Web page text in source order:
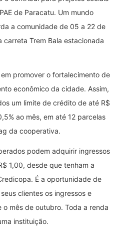
de Paracatu. Um mundo
a comunidade de 05 a 22 de
Trem Bala estacionada
promover o fortalecimento de
econômico da cidade. Assim,
um limite de crédito de até R$
ao mês, em até 12 parcelas
da cooperativa.
podem adquirir ingressos
1,00, desde que tenham a
É a oportunidade de
clientes os ingressos e
mês de outubro. Toda a renda
instituição.